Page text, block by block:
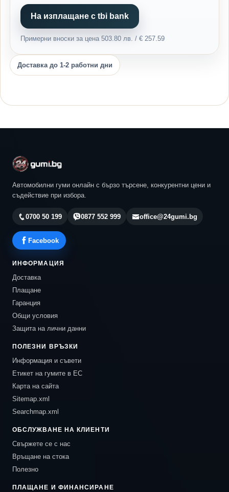
На изплащане с tbi bank
Примерни вноски за цена 503.80 лв. / € 257.59
Доставка до 1-2 работни дни
Автомобилни гуми онлайн с бързо търсене, конкурентни цени и
съдействие при избора.
0700 50 199 0877 552 999 office@24gumi.bg
Facebook
ИНФОРМАЦИЯ
Доставка
Плащане
Гаранция
Общи условия
Защита на лични данни
ПОЛЕЗНИ ВРЪЗКИ
Информация и съвети
Етикет на гумите в ЕС
Карта на сайта
Sitemap.xml
Searchmap.xml
ОБСЛУЖВАНЕ НА КЛИЕНТИ
Свържете се с нас
Връщане на стока
Полезно
ПЛАЩАНЕ И ФИНАНСИРАНЕ